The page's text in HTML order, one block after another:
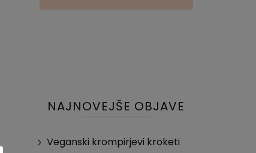
NAJNOVEJŠE OBJAVE
Veganski krompirjevi kroketi